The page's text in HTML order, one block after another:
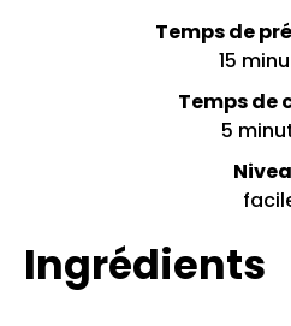
Temps de
15
Temps de
5
Ingrédients